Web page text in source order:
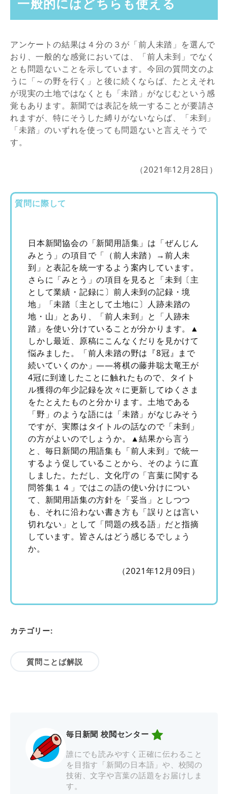
アンケートの結果は４分の３が「前人未踏」を選んで
おり、一般的な感覚においては、「前人未到」でなく
とも問題ないことを示しています。今回の質問文のよ
うに「～の野を行く」と後に続くならば、たとえそれ
が現実の土地ではなくとも「未踏」がなじむという感
覚もあります。新聞では表記を統一することが要請さ
れますが、特にそうした縛りがないならば、「未到」
「未踏」のいずれを使っても問題ないと言えそうで
す。
（2021年12月28日）
質問に際して
日本新聞協会の「新聞用語集」は「ぜんじん
みとう」の項目で「（前人未踏）→前人未
到」と表記を統一するよう案内しています。
さらに「みとう」の項目を見ると「未到〔主
として業績・記録に〕前人未到の記録・境
地」「未踏〔主として土地に〕人跡未踏の
地・山」とあり、「前人未到」と「人跡未
踏」を使い分けていることが分かります。▲
しかし最近、原稿にこんなくだりを見かけて
悩みました。「前人未踏の野は『8冠』まで
続いていくのか」――将棋の藤井聡太竜王が
4冠に到達したことに触れたもので、タイト
ル獲得の年少記録を次々に更新してゆくさま
をたとえたものと分かります。土地である
「野」のような語には「未踏」がなじみそう
ですが、実際はタイトルの話なので「未到」
の方がよいのでしょうか。▲結果から言う
と、毎日新聞の用語集も「前人未到」で統一
するよう促していることから、そのように直
しました。ただし、文化庁の「言葉に関する
問答集１４」ではこの語の使い分けについ
て、新聞用語集の方針を「妥当」としつつ
も、それに沿わない書き方も「誤りとは言い
切れない」として「問題の残る語」だと指摘
しています。皆さんはどう感じるでしょう
か。
（2021年12月09日）
カテゴリー:
質問ことば解説
毎日新聞 校閲センター
誰にでも読みやすく正確に伝わること
を目指す「新聞の日本語」や、校閲の
技術、文字や言葉の話題をお届けしま
す。